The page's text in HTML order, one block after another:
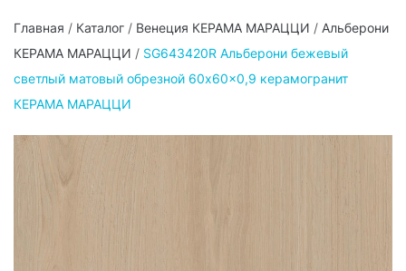
Главная / Каталог / Венеция КЕРАМА МАРАЦЦИ / Альберони
КЕРАМА МАРАЦЦИ / SG643420R Альберони бежевый
светлый матовый обрезной 60x60x0,9 керамогранит
КЕРАМА МАРАЦЦИ